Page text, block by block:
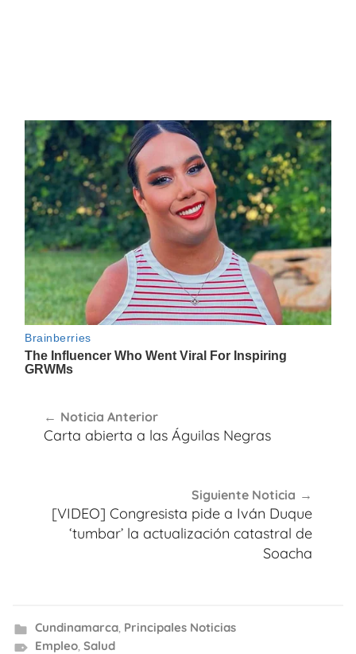
de
Noticia Anterior
Carta abierta a las Águilas Negras
Siguiente Noticia
[VIDEO] Congresista pide a Iván Duque
‘tumbar’ la actualización catastral de
Soacha
Cundinamarca, Principales Noticias
Empleo, Salud